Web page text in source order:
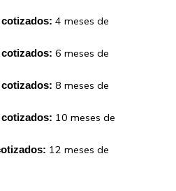
cotizados: 4 meses de
cotizados: 6 meses de
cotizados: 8 meses de
cotizados: 10 meses de
12 meses de